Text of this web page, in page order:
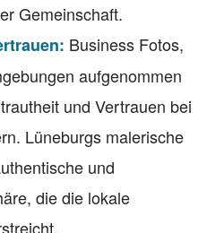
Gemeinschaft.
Business Fotos,
aufgenommen
und Vertrauen bei
Lüneburgs malerische
und
die die lokale